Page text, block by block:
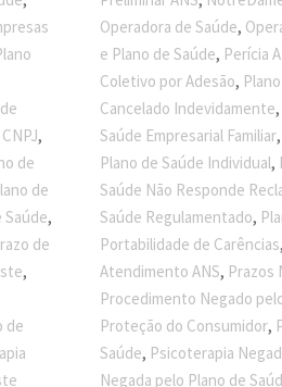
,
de
de
Saúde,
de
,
de
Operadora de Saúde,
e Plano de Saúde, Perícia
Coletivo por Adesão,
Cancelado Indevidamente,
Saúde Empresarial Familiar,
Plano de Saúde Individual,
Saúde Não Responde
Saúde Regulamentado,
Portabilidade de Carências,
Atendimento ANS, Prazos
Procedimento Negado
Proteção do Consumidor,
Saúde, Psicoterapia
Negada pelo Plano de